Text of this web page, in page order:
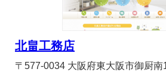
北畠工務店
〒577-0034 大阪府東大阪市御厨南